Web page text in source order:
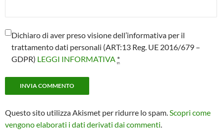
Dichiaro di aver preso visione dell’informativa per il
trattamento dati personali (ART:13 Reg. UE 2016/679 –
GDPR) LEGGI INFORMATIVA *
Questo sito utilizza Akismet per ridurre lo spam.Scopri come
vengono elaborati i dati derivati dai commenti.